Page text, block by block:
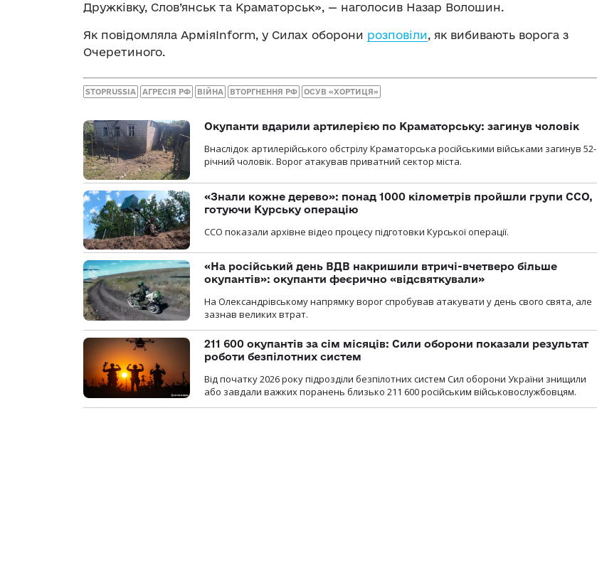
Дружківку, Слов’янськ та Краматорськ», — наголосив Назар Волошин.
Як повідомляла АрміяInform, у Силах оборони розповіли, як вибивають ворога з
Очеретиного.
STOPRUSSIA АГРЕСІЯ РФ ВІЙНА ВТОРГНЕННЯ РФ ОСУВ «ХОРТИЦЯ»
Окупанти вдарили артилерією по Краматорську: загинув чоловік
Внаслідок артилерійського обстрілу Краматорська російськими військами загинув 52-
річний чоловік. Ворог атакував приватний сектор міста.
«Знали кожне дерево»: понад 1000 кілометрів пройшли групи ССО,
готуючи Курську операцію
ССО показали архівне відео процесу підготовки Курської операції.
«На російський день ВДВ накришили втричі-вчетверо більше
окупантів»: окупанти феєрично «відсвяткували»
На Олександрівському напрямку ворог спробував атакувати у день свого свята, але
зазнав великих втрат.
211 600 окупантів за сім місяців: Сили оборони показали результат
роботи безпілотних систем
Від початку 2026 року підрозділи безпілотних систем Сил оборони України знищили
або завдали важких поранень близько 211 600 російським військовослужбовцям.